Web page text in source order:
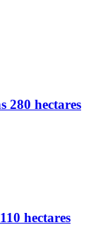
280 hectares
hectares